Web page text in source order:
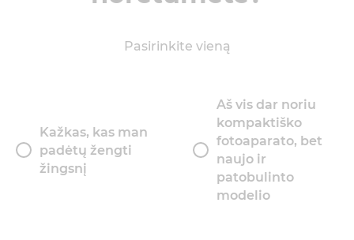
Pasirinkite vieną
Kažkas, kas man
padėtų žengti
žingsnį
Aš vis dar noriu
kompaktiško
fotoaparato, bet
naujo ir
patobulinto
modelio